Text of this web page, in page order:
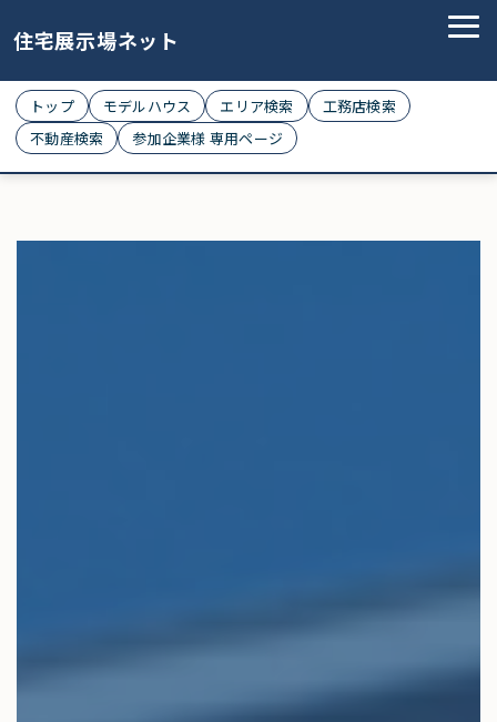
住宅展示場ネット
トップ モデルハウス エリア検索
工務店検索
不動産検索
参加企業様 専用ページ